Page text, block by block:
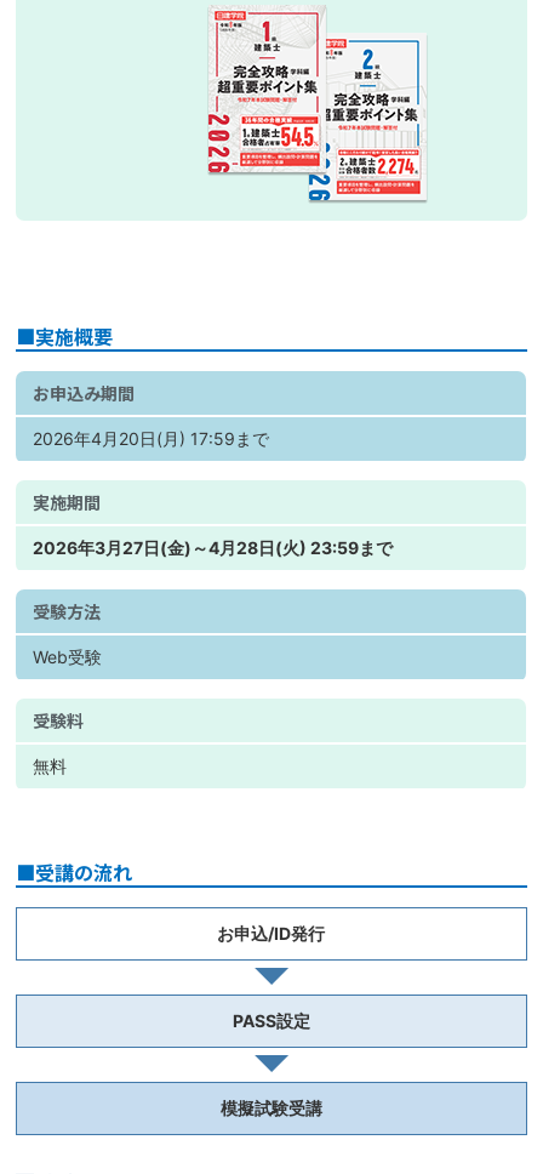
■実施概要
お申込み期間
2026年4月20日(月) 17:59まで
実施期間
2026年3月27日(金)～4月28日(火) 23:59まで
受験方法
Web受験
受験料
無料
■受講の流れ
お申込/ID発行
PASS設定
模擬試験受講